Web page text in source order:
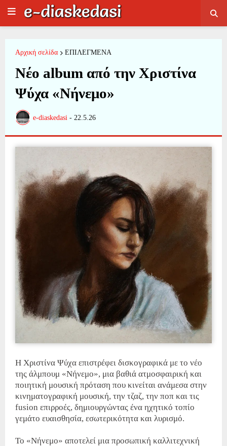
Αρχική σελίδα ΕΠΙΛΕΓΜΕΝΑ
Νέο album από την Χριστίνα
Ψύχα «Νήνεμο»
e-diaskedasi - 22.5.26
Η Χριστίνα Ψύχα επιστρέφει δισκογραφικά με το νέο
της άλμπουμ «Νήνεμο», μια βαθιά ατμοσφαιρική και
ποιητική μουσική πρόταση που κινείται ανάμεσα στην
κινηματογραφική μουσική, την τζαζ, την ποπ και τις
fusion επιρροές, δημιουργώντας ένα ηχητικό τοπίο
γεμάτο ευαισθησία, εσωτερικότητα και λυρισμό.
Το «Νήνεμο» αποτελεί μια προσωπική καλλιτεχνική